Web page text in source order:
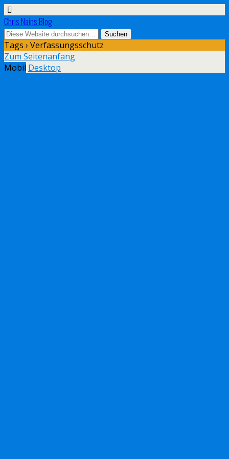
Chris Nains Blog
Tags › Verfassungsschutz
Zum Seitenanfang
Mobil Desktop